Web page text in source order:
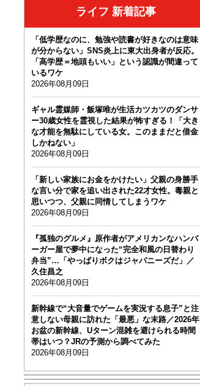
ライフ 新着記事
「低学歴なのに、勉強や読書が好きなのは意味
が分からない」SNS炎上に東大出身者が反応。
「高学歴＝地頭もいい」という認識が間違って
いるワケ
2026年08月09日
ギャル霊媒師・飯塚唯が生活カツカツのダンサ
ー30歳女性を霊視した結果が怖すぎる！「大き
な才能を無駄にしている女。このままだと借金
しかねない」
2026年08月09日
「新しい家族にお金をかけたい」父親の身勝手
な言い分で家を追い出された22才女性。毒親と
思いつつ、父親に同情してしまうワケ
2026年08月09日
『孤独のグルメ』原作者がアメリカンなハンバ
ーガー屋で夢中になった“完全和風の日替わり
弁当”…「やっぱりボクはジャパニーズだ」／
久住昌之
2026年08月09日
新幹線で“大音量でゲームを実況する息子”と注
意しない母親に訪れた「最悪」な末路／2026年
お盆の新幹線、Uターン混雑を避けられる時間
帯はいつ？JRの予測から調べてみた
2026年08月09日